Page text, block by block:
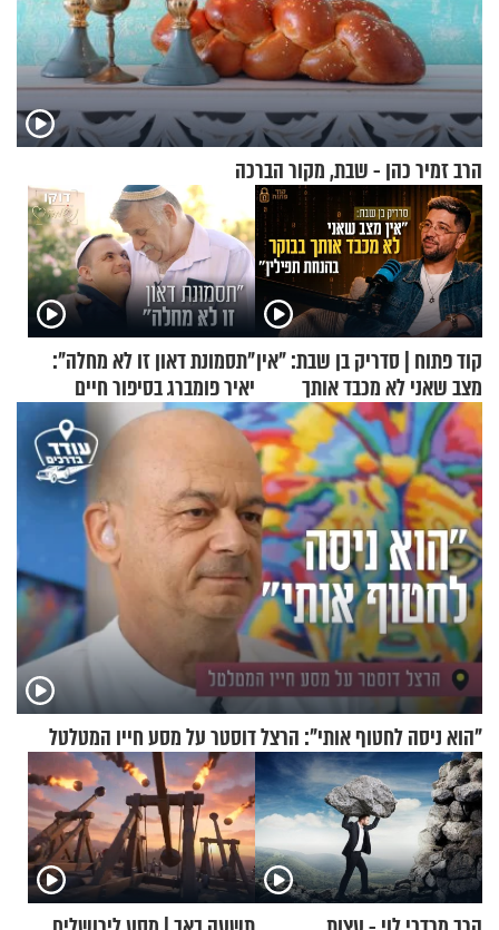
הרב זמיר כהן - שבת, מקור הברכה
קוד פתוח | סדריק בן שבת: "אין
מצב שאני לא מכבד אותך
בבוקר בהנחת תפילין"
"תסמונת דאון זו לא מחלה":
יאיר פומברג בסיפור חיים
מעורר השראה
"הוא ניסה לחטוף אותי": הרצל דוסטר על מסע חייו המטלטל